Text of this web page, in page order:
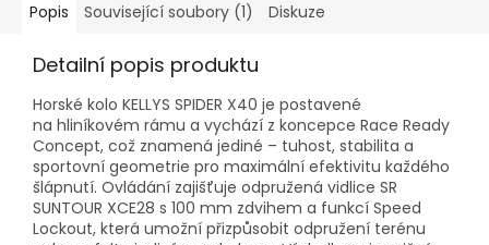
Popis Související soubory (1) Diskuze
Detailní popis produktu
Horské kolo KELLYS SPIDER X40 je postavené
na hliníkovém rámu a vychází z koncepce Race Ready
Concept, což znamená jediné – tuhost, stabilita a
sportovní geometrie pro maximální efektivitu každého
šlápnutí. Ovládání zajišťuje odpružená vidlice SR
SUNTOUR XCE28 s 100 mm zdvihem a funkcí Speed
Lockout, která umožní přizpůsobit odpružení terénu